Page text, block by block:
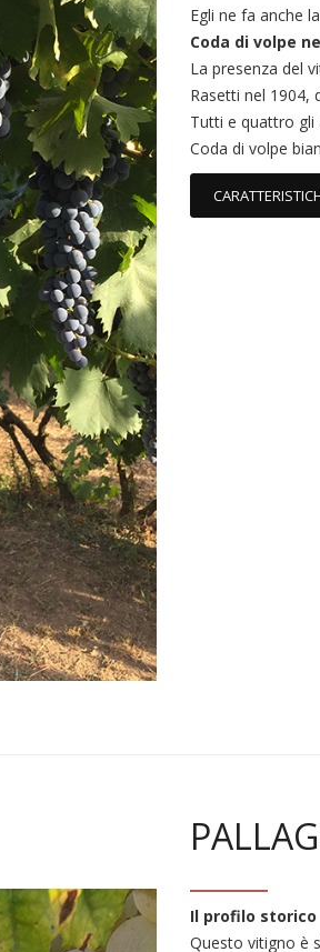
Egli ne fa anche
Coda di volpe
La presenza del
Rasetti nel 1904,
Tutti e quattro
Coda di volpe
Il profilo storico
Questo vitigno è